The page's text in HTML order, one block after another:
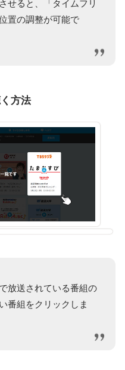
せると、「タイムフリ
置の調整が可能で
方法
放送されている番組の
番組をクリックしま